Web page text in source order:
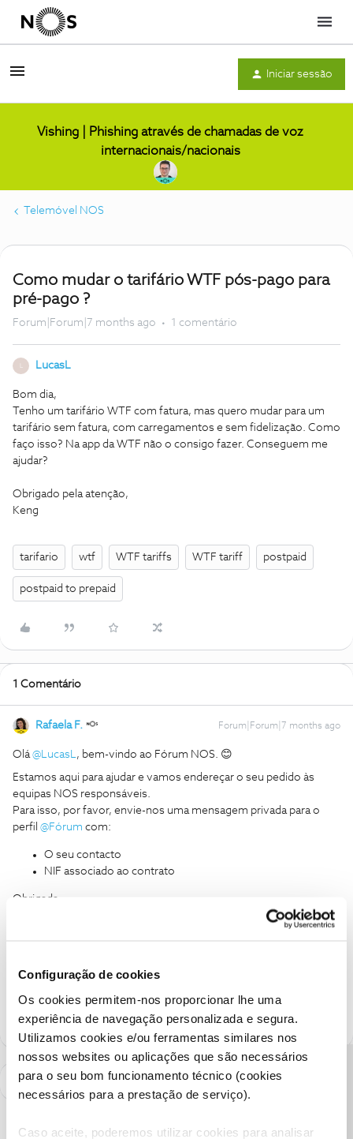
Configuração de cookies
Os cookies permitem-nos proporcionar lhe uma
experiência de navegação personalizada e segura.
Utilizamos cookies e/ou ferramentas similares nos
nossos websites ou aplicações que são necessários
para o seu bom funcionamento técnico (cookies
necessários para a prestação de serviço).
Caso aceite, poderemos utilizar cookies para analisar
Menu
Iniciar sessão
Vishing | Phishing através de chamadas de voz
internacionais/nacionais
Telemóvel NOS
Como mudar o tarifário WTF pós-pago para
pré-pago ?
Forum|Forum|7 months ago 1 comentário
LucasL
Bom dia,
Tenho um tarifário WTF com fatura, mas quero mudar para um
tarifário sem fatura, com carregamentos e sem fidelização. Como
faço isso? Na app da WTF não o consigo fazer. Conseguem me
ajudar?
Obrigado pela atenção,
Keng
tarifario wtf WTF tariffs WTF tariff postpaid
postpaid to prepaid
1 Comentário
Rafaela F. Forum|Forum|7 months ago
Olá ​@LucasL, bem-vindo ao Fórum NOS. 😊
Estamos aqui para ajudar e vamos endereçar o seu pedido às
equipas NOS responsáveis.
Para isso, por favor, envie-nos uma mensagem privada para o
perfil ​ @Fórum com:
O seu contacto
NIF associado ao contrato
Obrigada
Siga os perfis da moderação, através da opção "Seguir", para estar
sempre a par das últimas novidades.